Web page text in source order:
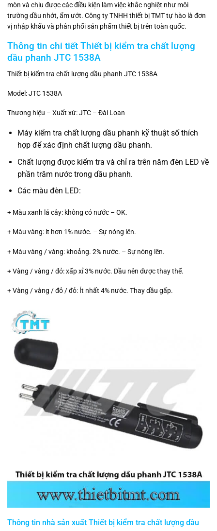
mòn và chịu được các điều kiện làm việc khắc nghiệt như môi
trường dầu nhớt, ẩm ướt. Công ty TNHH thiết bị TMT tự hào là đơn
vị nhập khẩu và phân phối sản phẩm thiết bị trên toàn quốc.
Thông tin chi tiết Thiết bị kiểm tra chất lượng
dầu phanh JTC 1538A
Thiết bị kiểm tra chất lượng dầu phanh JTC 1538A
Model: JTC 1538A
Thương hiệu – Xuất xứ: JTC – Đài Loan
Máy kiểm tra chất lượng dầu phanh kỹ thuật số thích
hợp để xác định chất lượng dầu phanh.
Chất lượng được kiểm tra và chỉ ra trên năm đèn LED về
phần trăm nước trong dầu phanh.
Các màu đèn LED:
+ Màu xanh lá cây: không có nước – OK.
+ Màu vàng: ít hơn 1% nước. – Sự nóng lên.
+ Màu vàng / vàng: khoảng. 2% nước. – Sự nóng lên.
+ Vàng / vàng / đỏ: xấp xỉ 3% nước. Dầu nên được thay thế.
+ Vàng / vàng / đỏ / đỏ: Ít nhất 4% nước. Thay dầu gấp.
Thông tin nhà sản xuất Thiết bị kiểm tra chất lượng dầu